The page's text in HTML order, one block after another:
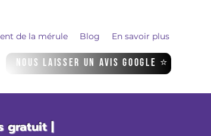
de la mérule Blog En savoir plus
Nous laisser un avis Google ⭐
gratuit |